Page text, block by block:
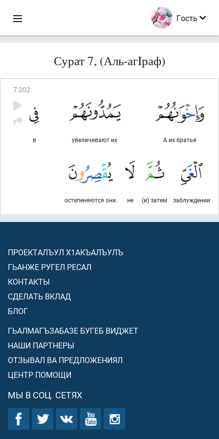
Гость
Сурат 7, (Аль-агIраф)
7:202
А их братья
увеличивают их
в
заблуждении
(и) затем
не
остепеняются они.
ПРОЕКТАЛЪУЛ Х1АКЪАЛЪУЛЪ
ГЬАНЖЕ РУГЕЛ РЕСАЛ
КОНТАКТЫ
СДЕЛАТЬ ВКЛАД
БЛОГ
ГЬАЛМАГЪЗАБАЗЕ БУГЕБ ВИДЖЕТ
НАШИ ПАРТНЕРЫ
ОТЗЫВАЛ ВА ПРЕДЛОЖЕНИЯЛ
ЦЕНТР ПОМОЩИ
МЫ В СОЦ. СЕТЯХ